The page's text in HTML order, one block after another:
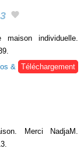
individuelle.
&
Téléchargement
Merci NadjaM.